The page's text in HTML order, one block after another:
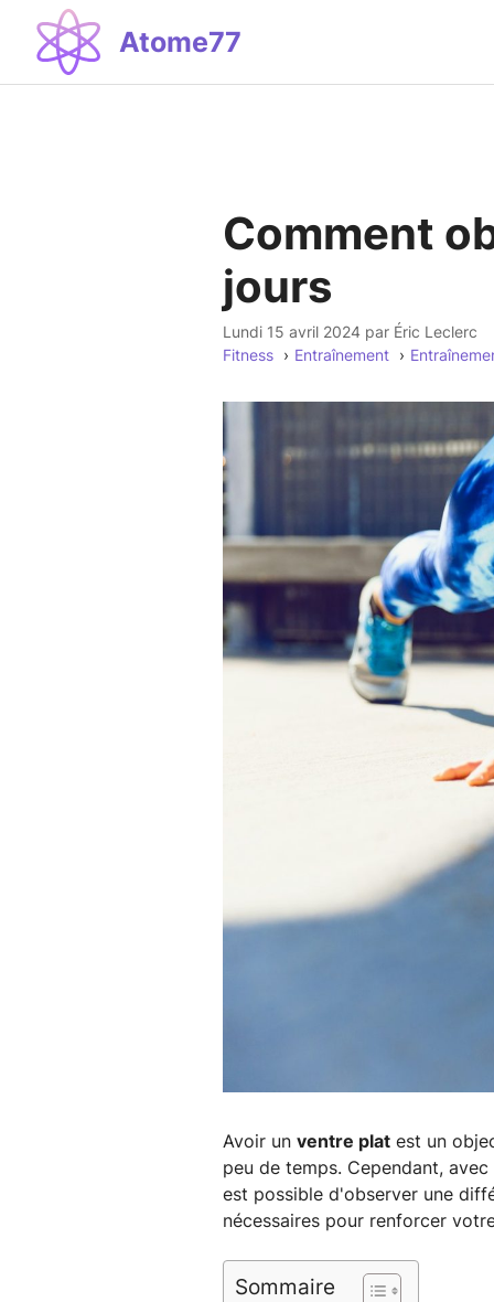
contenu
Atome77
Comment
jours
lundi 15 avril 2024 par Éric Leclerc
Fitness Entraînement
Avoir un ventre plat est un
peu de temps. Cependant,
est possible d'observer une
nécessaires pour renforcer
Sommaire